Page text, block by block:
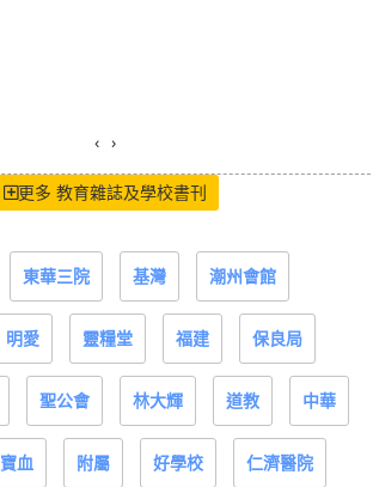
‹ ›
更多 教育雜誌及學校書刊
東華三院 基灣 潮州會館
明愛 靈糧堂 福建 保良局
聖公會 林大輝 道教 中華
寶血 附屬 好學校 仁濟醫院